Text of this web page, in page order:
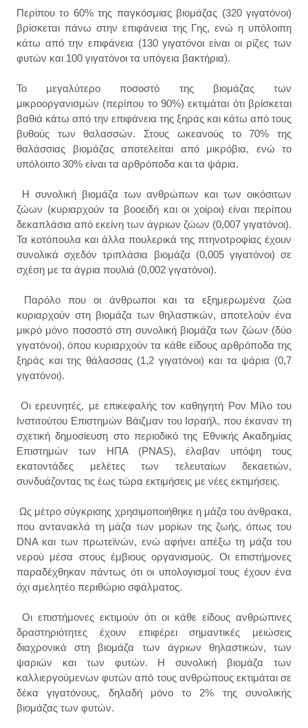
Περίπου το 60% της παγκόσμιας βιομάζας (320 γιγατόνοι)
βρίσκεται πάνω στην επιφάνεια της Γης, ενώ η υπόλοιπη
κάτω από την επιφάνεια (130 γιγατόνοι είναι οι ρίζες των
φυτών και 100 γιγατόνοι τα υπόγεια βακτήρια).
Το μεγαλύτερο ποσοστό της βιομάζας των
μικροοργανισμών (περίπου το 90%) εκτιμάται ότι βρίσκεται
βαθιά κάτω από την επιφάνεια της ξηράς και κάτω από τους
βυθούς των θαλασσών. Στους ωκεανούς το 70% της
θαλάσσιας βιομάζας αποτελείται από μικρόβια, ενώ το
υπόλοιπο 30% είναι τα αρθρόποδα και τα ψάρια.
H συνολική βιομάζα των ανθρώπων και των οικόσιτων
ζώων (κυριαρχούν τα βοοειδή και οι χοίροι) είναι περίπου
δεκαπλάσια από εκείνη των άγριων ζώων (0,007 γιγατόνοι).
Τα κοτόπουλα και άλλα πουλερικά της πτηνοτροφίας έχουν
συνολικά σχεδόν τριπλάσια βιομάζα (0,005 γιγατόνοι) σε
σχέση με τα άγρια πουλιά (0,002 γιγατόνοι).
Παρόλο που οι άνθρωποι και τα εξημερωμένα ζώα
κυριαρχούν στη βιομάζα των θηλαστικών, αποτελούν ένα
μικρό μόνο ποσοστό στη συνολική βιομάζα των ζώων (δύο
γιγατόνοι), όπου κυριαρχούν τα κάθε είδους αρθρόποδα της
ξηράς και της θάλασσας (1,2 γιγατόνοι) και τα ψάρια (0,7
γιγατόνοι).
Οι ερευνητές, με επικεφαλής τον καθηγητή Ρον Μίλο του
Ινστιτούτου Επιστημών Βάιζμαν του Ισραήλ, που έκαναν τη
σχετική δημοσίευση στο περιοδικό της Εθνικής Ακαδημίας
Επιστημών των ΗΠΑ (PNAS), έλαβαν υπόψη τους
εκατοντάδες μελέτες των τελευταίων δεκαετιών,
συνδυάζοντας τις έως τώρα εκτιμήσεις με νέες εκτιμήσεις.
Ως μέτρο σύγκρισης χρησιμοποιήθηκε η μάζα του άνθρακα,
που αντανακλά τη μάζα των μορίων της ζωής, όπως του
DNA και των πρωτεϊνών, ενώ αφήνει απέξω τη μάζα του
νερού μέσα στους έμβιους οργανισμούς. Οι επιστήμονες
παραδέχθηκαν πάντως ότι οι υπολογισμοί τους έχουν ένα
όχι αμελητέο περιθώριο σφάλματος.
Οι επιστήμονες εκτιμούν ότι οι κάθε είδους ανθρώπινες
δραστηριότητες έχουν επιφέρει σημαντικές μειώσεις
διαχρονικά στη βιομάζα των άγριων θηλαστικών, των
ψαριών και των φυτών. Η συνολική βιομάζα των
καλλιεργούμενων φυτών από τους ανθρώπους εκτιμάται σε
δέκα γιγατόνους, δηλαδή μόνο το 2% της συνολικής
βιομάζας των φυτών.